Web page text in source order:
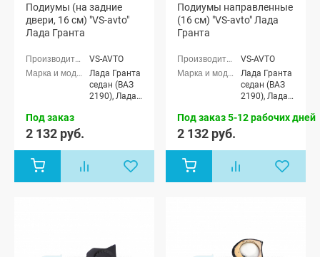
Подиумы (на задние
двери, 16 см) "VS-avto"
Лада Гранта
VS-AVTO
Лада Гранта
седан (ВАЗ
2190), Лада
лифтбек
(ВАЗ 2191)
Под заказ
2 132 руб.
Подиумы направленные
(16 см) "VS-avto" Лада
Гранта
VS-AVTO
Лада Гранта
седан (ВАЗ
2190), Лада
Спорт седан
лифтбек
(ВАЗ 2191)
Под заказ 5-12 рабочих дней
2 132 руб.